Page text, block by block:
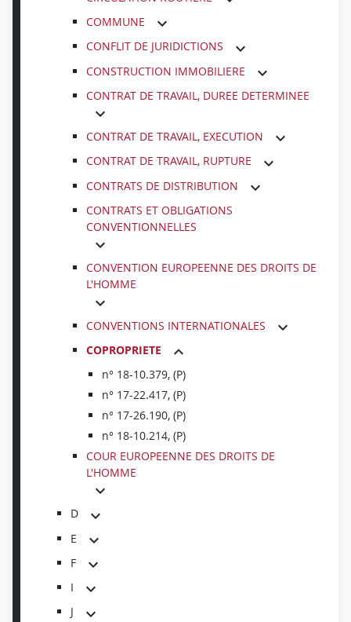
COMMUNE
CONFLIT DE JURIDICTIONS
CONSTRUCTION IMMOBILIERE
CONTRAT DE TRAVAIL, DUREE DETERMINEE
CONTRAT DE TRAVAIL, EXECUTION
CONTRAT DE TRAVAIL, RUPTURE
CONTRATS DE DISTRIBUTION
CONTRATS ET OBLIGATIONS
CONVENTIONNELLES
CONVENTION EUROPEENNE DES DROITS DE
L'HOMME
CONVENTIONS INTERNATIONALES
COPROPRIETE
n° 18-10.379, (P)
n° 17-22.417, (P)
n° 17-26.190, (P)
n° 18-10.214, (P)
COUR EUROPEENNE DES DROITS DE
L'HOMME
D
E
F
I
J